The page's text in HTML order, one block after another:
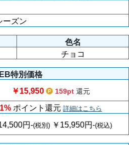
ーズン
色名
チョコ
特別価格
￥15,950 159pt 還元
1% ポイント還元 詳細はこちら
円-(税別) ￥15,950円-(税込)